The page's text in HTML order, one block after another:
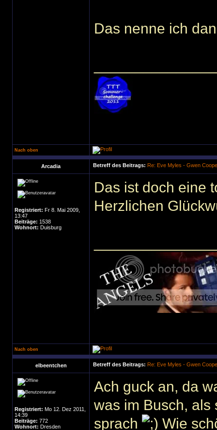
Das nenne ich
Nach oben
Arcadia Betreff des Beitrags: Re: Eve Myles - Gwen
Registriert: Fr 8. Mai 2009,
13:47
Beiträge: 1538
Wohnort: Duisburg
Das ist doch eine
Herzlichen
Nach oben
elbeentchen Betreff des Beitrags: Re: Eve Myles - Gwen
Registriert: Mo 12. Dez 2011,
14:39
Beiträge: 772
Wohnort: Dresden
Ach guck an, da
was im Busch, als
sprach
Wie